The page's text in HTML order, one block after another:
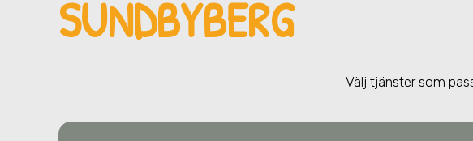
SUNDBYBERG
Välj tjänster som